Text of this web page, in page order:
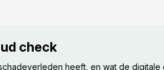
check
heeft, en wat de